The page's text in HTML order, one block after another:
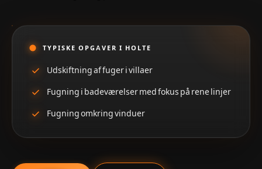
TYPISKE OPGAVER I HOLTE
Udskiftning af fuger i villaer
Fugning i badeværelser med fokus på rene linjer
Fugning omkring vinduer